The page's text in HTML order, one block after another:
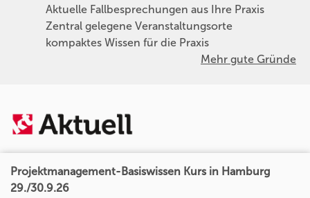
Aktuelle Fallbesprechungen aus Ihre Praxis
Zentral gelegene Veranstaltungsorte
kompaktes Wissen für die Praxis
Mehr gute Gründe
Projektmanagement-Basiswissen Kurs in Hamburg
29./30.9.26